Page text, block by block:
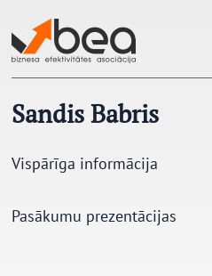
saturu
Sandis Babris
Vispārīga informācija
Pasākumu prezentācijas